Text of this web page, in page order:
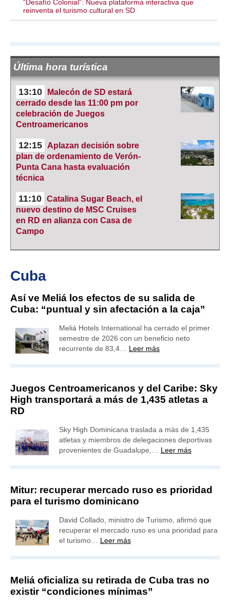
“Desafío Colonial”: Nueva plataforma interactiva que
reinventa el turismo cultural en SD
Última hora turística
13:10
Malecón de SD estará
cerrado desde las 11:00 pm por
celebración de Juegos
Centroamericanos
12:15
Aplazan decisión sobre
plan de ordenamiento de Verón-
Punta Cana hasta evaluación
técnica
11:10 Catalina Sugar Beach, el
nuevo destino de MSC Cruises
en RD en alianza con Casa de
Campo
Cuba
Así ve Meliá los efectos de su salida de
Cuba: “puntual y sin afectación a la caja”
Meliá Hotels International ha cerrado el primer
semestre de 2026 con un beneficio neto
recurrente de 83,4… Leer más
Juegos Centroamericanos y del Caribe: Sky
High transportará a más de 1,435 atletas a
RD
Sky High Dominicana traslada a más de 1,435
atletas y miembros de delegaciones deportivas
provenientes de Guadalupe,… Leer más
Mitur: recuperar mercado ruso es prioridad
para el turismo dominicano
David Collado, ministro de Turismo, afirmó que
recuperar el mercado ruso es una prioridad para
el turismo… Leer más
Meliá oficializa su retirada de Cuba tras no
existir “condiciones mínimas”